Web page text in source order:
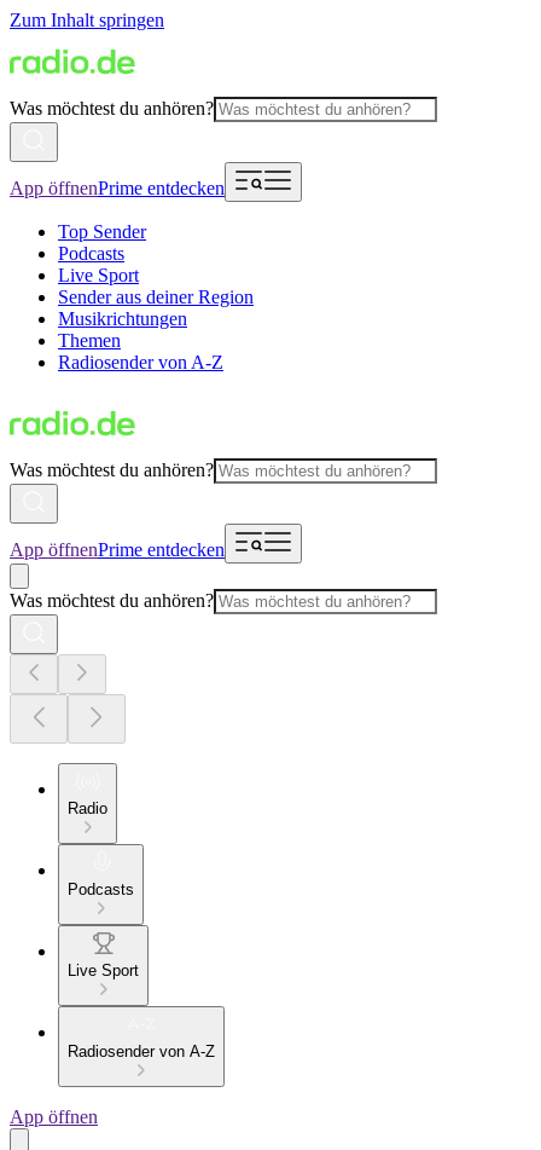
Zum Inhalt springen
Was möchtest du anhören?
App öffnenPrime entdecken
Top Sender
Podcasts
Live Sport
Sender aus deiner Region
Musikrichtungen
Themen
Radiosender von A-Z
Was möchtest du anhören?
App öffnenPrime entdecken
Was möchtest du anhören?
Radio
Podcasts
Live Sport
Radiosender von A-Z
App öffnen